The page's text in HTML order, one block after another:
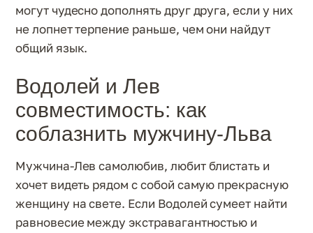
могут чудесно дополнять друг друга, если у них
не лопнет терпение раньше, чем они найдут
общий язык.
Водолей и Лев
совместимость: как
соблазнить мужчину-Льва
Мужчина-Лев самолюбив, любит блистать и
хочет видеть рядом с собой самую прекрасную
женщину на свете. Если Водолей сумеет найти
равновесие между экстравагантностью и